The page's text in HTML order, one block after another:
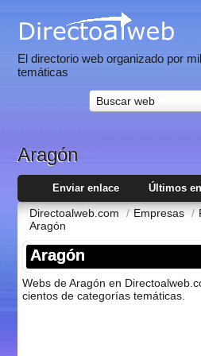
El directorio web organizado por
temáticas
Buscar web
Aragón
Enviar enlace Últimos
Directoalweb.com / Empresas /
Aragón
Aragón
Webs de Aragón en
cientos de categorí­as temáticas.